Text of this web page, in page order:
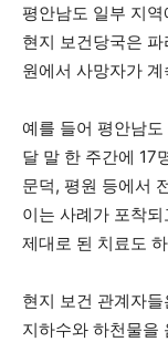
평안남도 일부 지
현지 보건당국은
원에서 사망자가
예를 들어 평안남
달 말 한 주간에 17
문덕, 평원 등에서
이는 사례가 포착
제대로 된 치료도
현지 보건 관계자
지하수와 하천물을